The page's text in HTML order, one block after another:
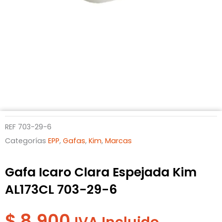
REF 703-29-6
Categorías EPP, Gafas, Kim, Marcas
Gafa Icaro Clara Espejada Kim
AL173CL 703-29-6